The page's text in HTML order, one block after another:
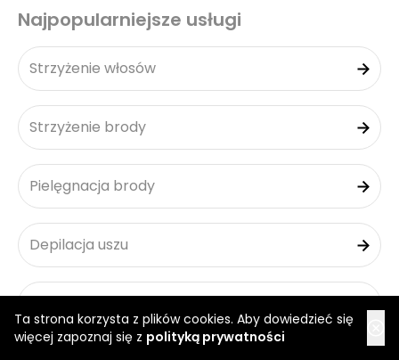
Ta strona korzysta z plików cookies. Aby dowiedzieć się
więcej zapoznaj się z polityką prywatności
Najpopularniejsze usługi
Strzyżenie włosów
Strzyżenie brody
Pielęgnacja brody
Depilacja uszu